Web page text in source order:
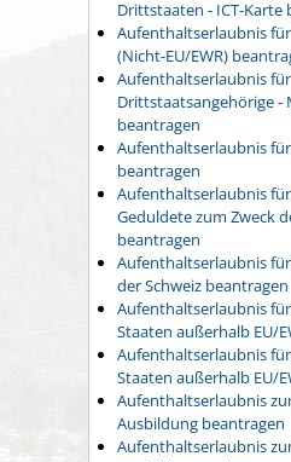
Drittstaaten - ICT-Karte
Aufenthaltserlaubnis
(Nicht-EU/EWR)
Aufenthaltserlaubnis für
Drittstaatsangehörige -
beantragen
Aufenthaltserlaubnis
beantragen
Aufenthaltserlaubnis
Geduldete zum Zweck
beantragen
Aufenthaltserlaubnis
der Schweiz beantragen
Aufenthaltserlaubnis
Staaten außerhalb EU/
Aufenthaltserlaubnis
Staaten außerhalb EU/
Aufenthaltserlaubnis
Ausbildung beantragen
Aufenthaltserlaubnis